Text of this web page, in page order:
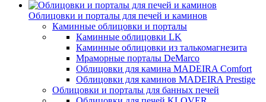
Облицовки и порталы для печей и каминов
Каминные облицовки и порталы
Каминные облицовки LK
Каминные облицовки из талькомагнезита
Мраморные порталы DeMarco
Облицовки для камина MADEIRA Comfort
Облицовки для каминов MADEIRA Prestige
Облицовки и порталы для банных печей